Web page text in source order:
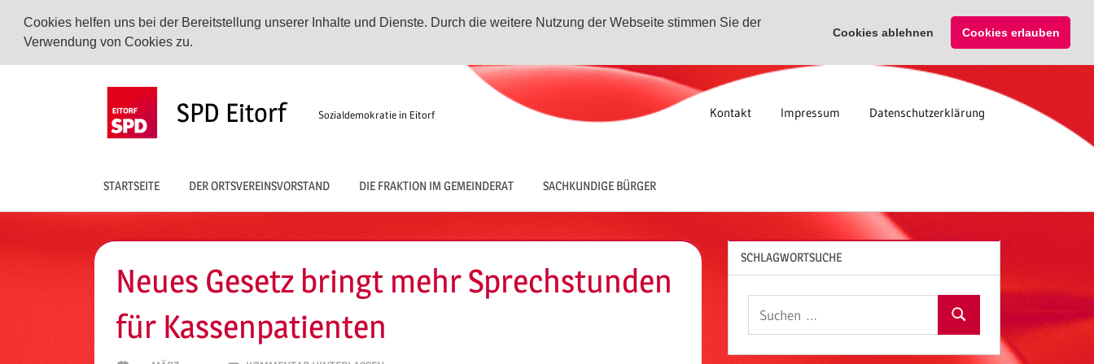
Cookies helfen uns bei der Bereitstellung unserer Inhalte und Dienste. Durch die weitere Nutzung der Webseite stimmen Sie der
Verwendung von Cookies zu.
Cookies ablehnen Cookies erlauben
SPD Eitorf Sozialdemokratie in Eitorf Kontakt Impressum Datenschutzerklärung
STARTSEITE DER ORTSVEREINSVORSTAND DIE FRAKTION IM GEMEINDERAT SACHKUNDIGE BÜRGER
Neues Gesetz bringt mehr Sprechstunden
für Kassenpatienten
SCHLAGWORTSUCHE
Suchen